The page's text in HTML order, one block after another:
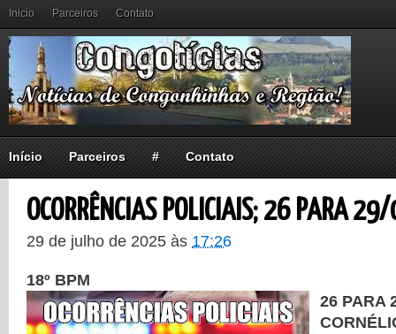
Inicio Parceiros Contato
Início Parceiros # Contato
OCORRÊNCIAS POLICIAIS; 26 PARA
29 de julho de 2025 às 17:26
18º BPM
26 PARA